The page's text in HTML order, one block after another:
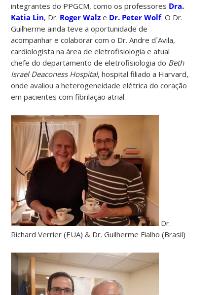
integrantes do PPGCM, como os professores Dra.
Katia Lin, Dr. Roger Walz e Dr. Peter Wolf. O Dr.
Guilherme ainda teve a oportunidade de
acompanhar e colaborar com o Dr. Andre d´Avila,
cardiologista na área de eletrofisiologia e atual
chefe do departamento de eletrofisiologia do Beth
Israel Deaconess Hospital, hospital filiado a Harvard,
onde avaliou a heterogeneidade elétrica do coração
em pacientes com fibrilação atrial.
Dr.
Richard Verrier (EUA) & Dr. Guilherme Fialho (Brasil)